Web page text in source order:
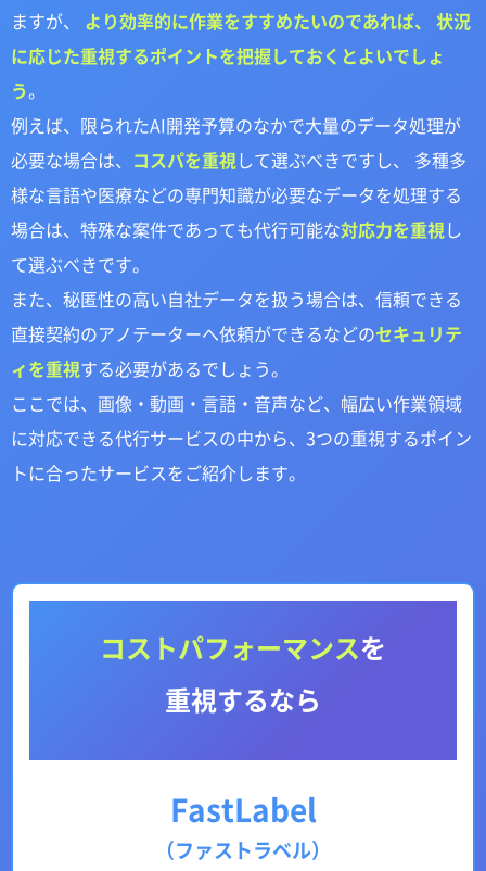
ますが、 より効率的に作業をすすめたいのであれば、 状況
に応じた重視するポイントを把握しておくとよいでしょ
う。
例えば、限られたAI開発予算のなかで大量のデータ処理が
必要な場合は、 コスパを重視して選ぶべきですし、 多種多
様な言語や医療などの専門知識が必要なデータを処理する
場合は、特殊な案件であっても代行可能な対応力を重視し
て選ぶべきです。
また、秘匿性の高い自社データを扱う場合は、信頼できる
直接契約のアノテーターへ依頼ができるなどのセキュリテ
ィを重視する必要があるでしょう。
ここでは、画像・動画・言語・音声など、幅広い作業領域
に対応できる代行サービスの中から、3つの重視するポイン
トに合ったサービスをご紹介します。
コストパフォーマンスを
重視するなら
FastLabel
（ファストラベル）